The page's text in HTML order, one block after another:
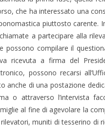
che ha interessato una
piuttosto carente.
a partecipare alla
possono compilare il
ricevuta a firma del
possono recarsi
anche di una postazione
o attraverso l’intervista
al fine di agevolare la
muniti di tesserino di